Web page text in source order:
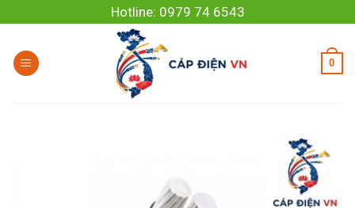
to
content
Hotline: 0979 74 6543
0